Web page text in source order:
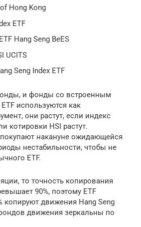
Hong Kong
ETF
Hang Seng BeES
UCITS
Seng Index ETF
и фонды со встроенным
используются как
они растут, если индекс
котировки HSI растут.
накануне ожидающейся
нестабильности, чтобы не
ETF.
то точность копирования
90%, поэтому ETF
копируют движения Hang Seng
движения зеркальны по